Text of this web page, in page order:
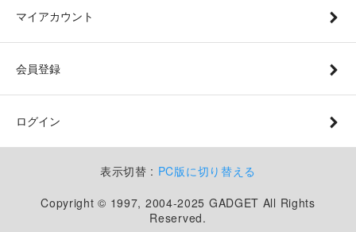
マイアカウント
会員登録
ログイン
表示切替 : PC版に切り替える
Copyright © 1997, 2004-2025 GADGET All Rights
Reserved.